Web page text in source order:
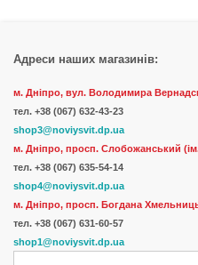
Адреси наших магазинів:
м. Дніпро, вул. Володимира
тел. +38 (067) 632-43-23
shop3@noviysvit.dp.ua
м. Дніпро, просп. Слобожанський
тел. +38 (067) 635-54-14
shop4@noviysvit.dp.ua
м. Дніпро, просп. Богдана
тел. +38 (067) 631-60-57
shop1@noviysvit.dp.ua